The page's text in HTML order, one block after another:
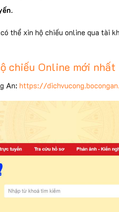
.
thể xin hộ chiếu online qua tài
chiếu Online mới nhất
An: https://